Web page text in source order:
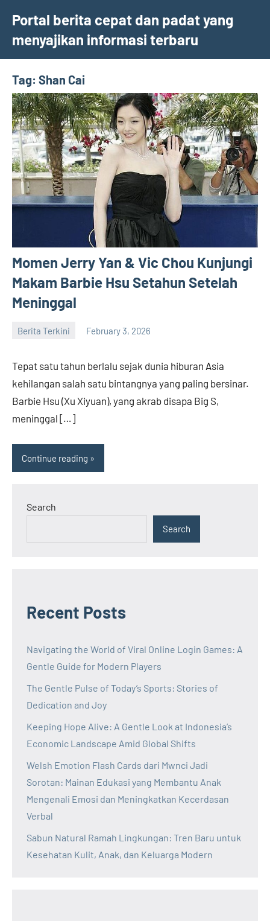
content
Portal berita cepat dan padat yang
menyajikan informasi terbaru
Tag: Shan Cai
Momen Jerry Yan & Vic Chou Kunjungi
Makam Barbie Hsu Setahun Setelah
Meninggal
Berita Terkini February 3, 2026
Tepat satu tahun berlalu sejak dunia hiburan Asia
kehilangan salah satu bintangnya yang paling bersinar.
Barbie Hsu (Xu Xiyuan), yang akrab disapa Big S,
meninggal […]
Continue reading
Search
Search
Recent Posts
Navigating the World of Viral Online Login Games: A
Gentle Guide for Modern Players
The Gentle Pulse of Today’s Sports: Stories of
Dedication and Joy
Keeping Hope Alive: A Gentle Look at Indonesia’s
Economic Landscape Amid Global Shifts
Welsh Emotion Flash Cards dari Mwnci Jadi
Sorotan: Mainan Edukasi yang Membantu Anak
Mengenali Emosi dan Meningkatkan Kecerdasan
Verbal
Sabun Natural Ramah Lingkungan: Tren Baru untuk
Kesehatan Kulit, Anak, dan Keluarga Modern